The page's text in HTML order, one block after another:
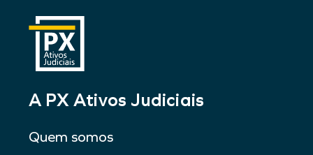
A PX Ativos Judiciais
Quem somos